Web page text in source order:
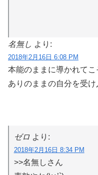
名無し より:
2018年2月16日 6:08 PM
本能のままに導かれて
ありのままの自分を受け
ゼロ より:
2018年2月16日 8:34 PM
>>名無しさん